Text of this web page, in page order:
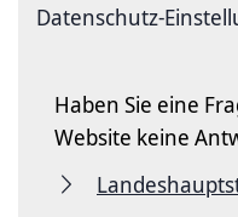
Datenschutz-
Haben Sie eine
Website keine